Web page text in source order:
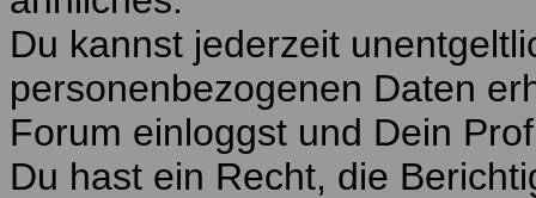
Du kannst jederzeit
personenbezogenen Daten
Forum einloggst und Dein
Du hast ein Recht, die